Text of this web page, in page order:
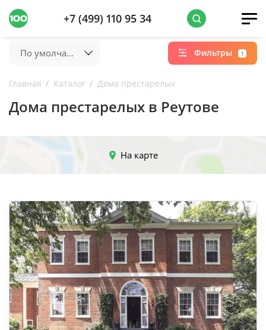
+7 (499) 110 95 34
Главная Каталог Дома престарелых
Дома престарелых в Реутове
По умолчанию Фильтры 1
На карте